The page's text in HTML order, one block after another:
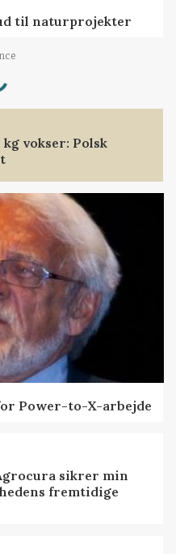
til naturprojekter
vokser: Polsk
Power-to-X-arbejde
sikrer min
fremtidige